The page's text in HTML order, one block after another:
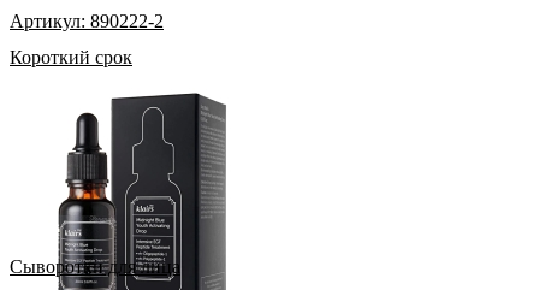
Артикул: 890222-2
Короткий срок
Сыворотки для лица